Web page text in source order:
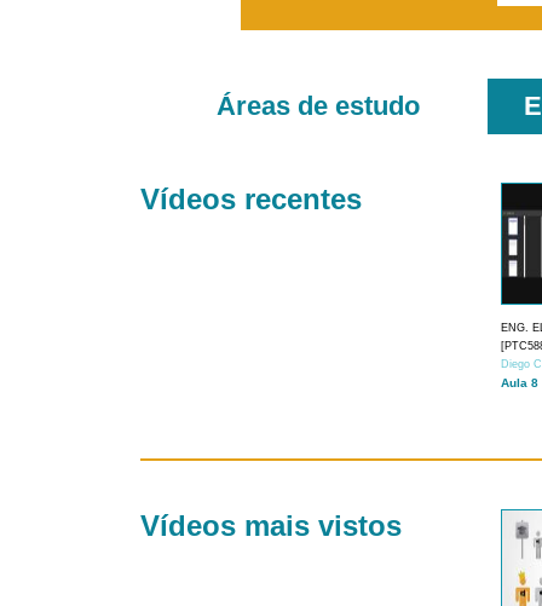
Áreas de estudo
Vídeos recentes
ENG.
Diego
Aula 8
Vídeos mais vistos